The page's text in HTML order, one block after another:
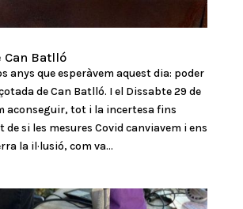
Can Batlló
anys que esperàvem aquest dia: poder
de Can Batlló. I el Dissabte 29 de
aconseguir, tot i la incertesa fins
de si les mesures Covid canviavem i ens
la il·lusió, com va...